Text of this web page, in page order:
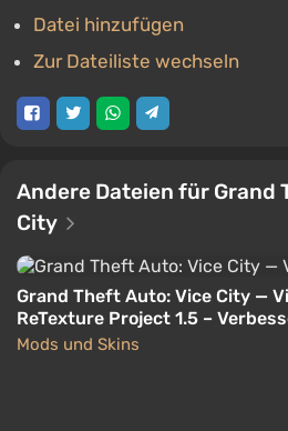
Datei hinzufügen
Zur Dateiliste wechseln
Andere Dateien für Grand
City
Grand Theft Auto: Vice City —
ReTexture Project 1.5 –
Mods und Skins